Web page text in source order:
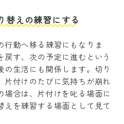
替えの練習にする
行動へ移る練習にもなりま
す、次の予定に進むという
生活にも関係します。切り
片付けのたびに気持ちが崩れ
場合は、片付けを叱る場面に
を練習する場面として見て